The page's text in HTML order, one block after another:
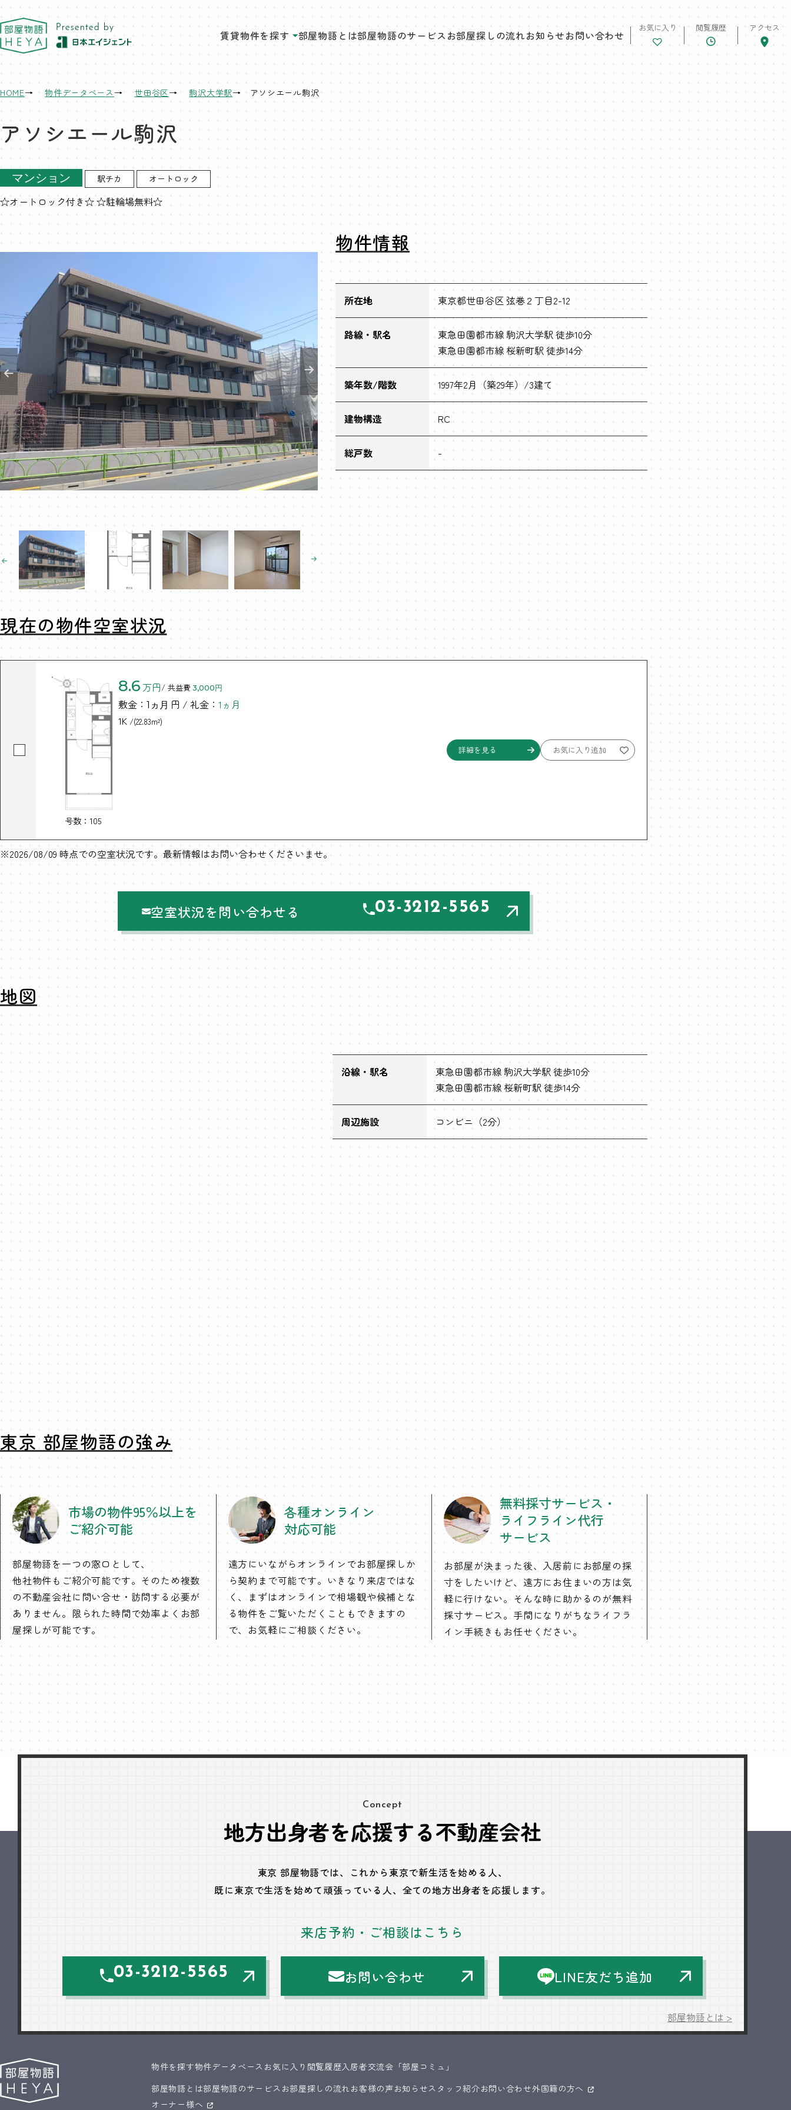
東京 部屋物語
賃貸物件を探す 部屋物語とは部屋物語のサービス お部屋探しの流れお知らせお問い合わせ
お気に入り 閲覧履歴 アクセス
HOME 物件データベース 世田谷区 駒沢大学駅 アソシエール駒沢
アソシエール駒沢
マンション 駅チカ オートロック
☆オートロック付き☆ ☆駐輪場無料☆
物件情報
所在地 東京都世田谷区 弦巻２丁目2-12
路線・駅名
東急田園都市線 駒沢大学駅 徒歩10分
東急田園都市線 桜新町駅 徒歩14分
築年数/階数 1997年2月（築29年）/3建て
建物構造 RC
総戸数 -
現在の物件空室状況
号数：105
8.6 万円/ 共益費 3,000円
敷金： 1ヵ月 円 / 礼金： 1ヵ月
1K /(22.83m²)
詳細を見る お気に入り追加
※2026/08/09 時点での空室状況です。最新情報はお問い合わせくださいませ。
空室状況を問い合わせる 03-3212-5565
地図
沿線・駅名
東急田園都市線 駒沢大学駅 徒歩10分
東急田園都市線 桜新町駅 徒歩14分
周辺施設 コンビニ（2分）
東京 部屋物語の強み
市場の物件95％以上を
ご紹介可能
部屋物語を一つの窓口として、
他社物件もご紹介可能です。そのため複数
の不動産会社に問い合せ・訪問する必要が
ありません。限られた時間で効率よくお部
屋探しが可能です。
各種オンライン
対応可能
遠方にいながらオンラインでお部屋探しか
ら契約まで可能です。いきなり来店ではな
く、まずはオンラインで相場観や候補とな
る物件をご覧いただくこともできますの
で、お気軽にご相談ください。
無料採寸サービス・
ライフライン代行
サービス
お部屋が決まった後、入居前にお部屋の採
寸をしたいけど、遠方にお住まいの方は気
軽に行けない。そんな時に助かるのが無料
採寸サービス。手間になりがちなライフラ
イン手続きもお任せください。
Concept
地方出身者を応援する不動産会社
東京 部屋物語では、
これから東京で新生活を始める人、
既に東京で生活を始めて頑張っている人、 全ての地方出身者を応援します。
来店予約・ご相談はこちら
03-3212-5565 お問い合わせ LINE友だち追加
部屋物語とは >
物件を探す物件データベース お気に入り 閲覧履歴入居者交流会「部屋コミュ」
部屋物語とは部屋物語のサービス お部屋探しの流れ お客様の声お知らせスタッフ紹介お問い合わせ外国籍の方へ
オーナー様へ